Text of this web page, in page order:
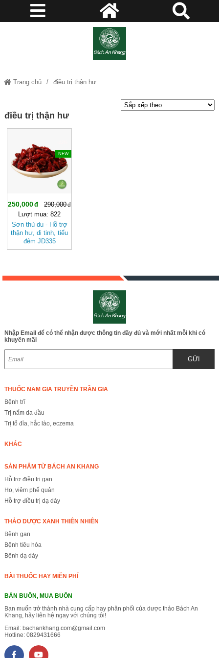
Trang chủ điều trị thận hư
điều trị thận hư
NEW
250,000
290,000
Lượt mua: 822
Sơn thù du - Hỗ trợ
thận hư, di tinh, tiểu
đêm JD335
sonthudu
Nhập Email để có thể nhận được thông tin đầy đủ và mới nhất mỗi khi có
khuyến mãi
GỬI
THUỐC NAM GIA TRUYỀN TRẦN GIA
Bệnh trĩ
Trị nấm da đầu
Trị tổ đỉa, hắc lào, eczema
KHÁC
SẢN PHẨM TỪ BÁCH AN KHANG
Hỗ trợ điều trị gan
Ho, viêm phế quản
Hỗ trợ điều trị dạ dày
THẢO DƯỢC XANH THIÊN NHIÊN
Bệnh gan
Bệnh tiêu hóa
Bệnh dạ dày
BÀI THUỐC HAY MIỄN PHÍ
BÁN BUÔN, MUA BUÔN
Bạn muốn trở thành nhà cung cấp hay phân phối của dược thảo Bách An
Khang, hãy liên hệ ngay với chúng tôi!
Email: bachankhang.com@gmail.com
Hotline: 0829431666